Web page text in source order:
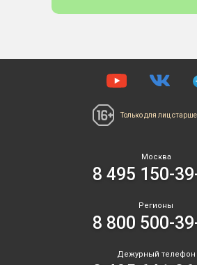
Только для лиц
Москва
8 495 150-
Регионы
8 800 500-
Дежурный телефон